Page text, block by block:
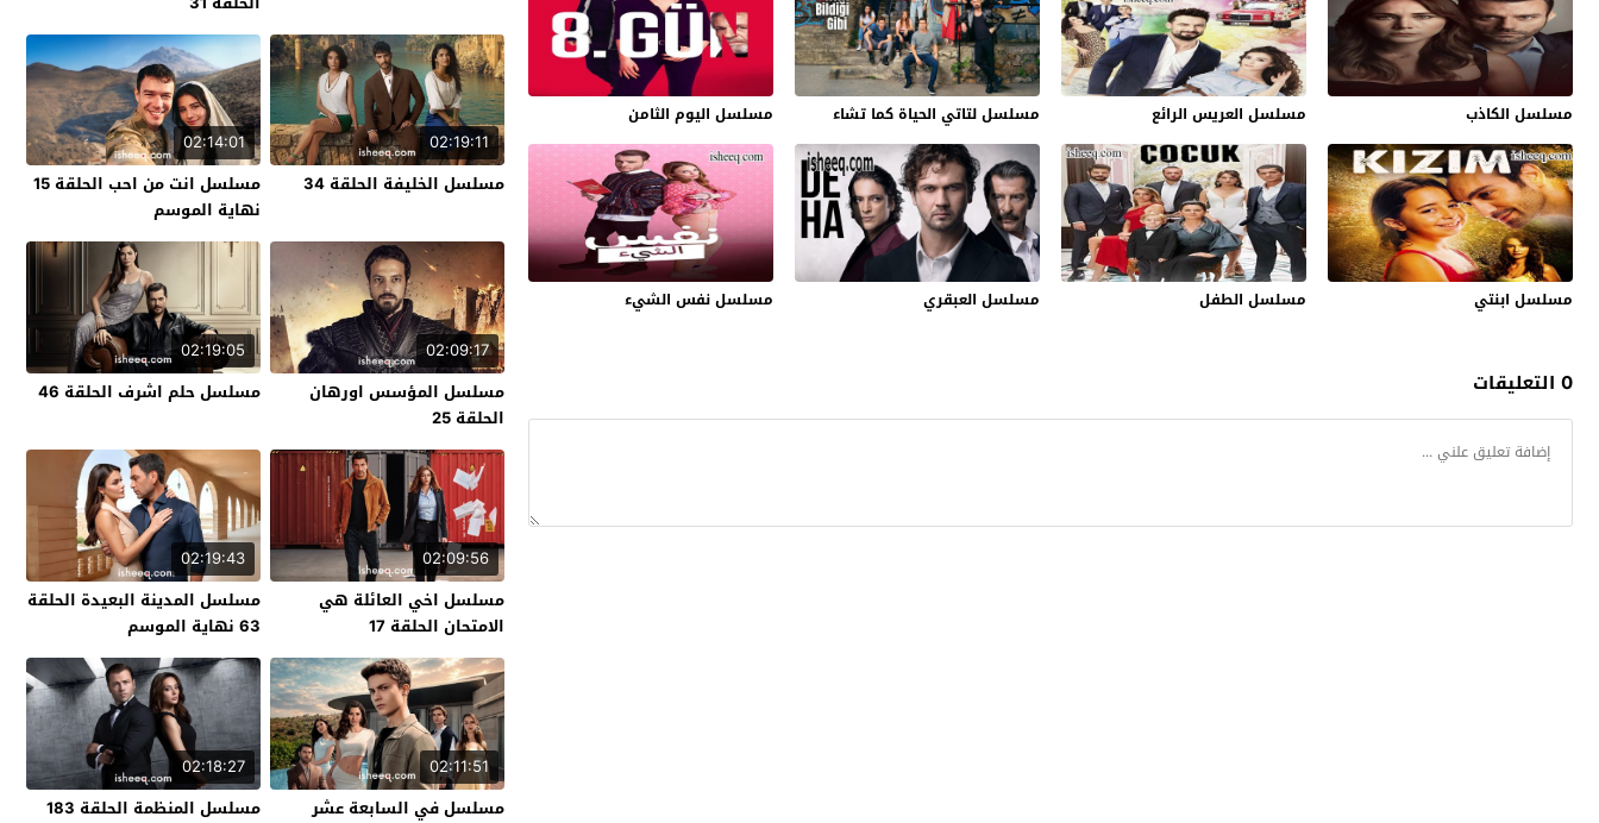
مسلسل الكاذب مسلسل العريس الرائع مسلسل لتاتي الحياة كما تشاء مسلسل اليوم الثامن
مسلسل ابنتي مسلسل الطفل مسلسل العبقري مسلسل نفس الشيء
0 التعليقات
02:19:11
مسلسل الخليفة الحلقة 34
02:14:01
مسلسل انت من احب الحلقة 15
نهاية الموسم
02:09:17
مسلسل المؤسس اورهان
الحلقة 25
02:19:05
مسلسل حلم اشرف الحلقة 46
02:09:56
مسلسل اخي العائلة هي
الامتحان الحلقة 17
02:19:43
مسلسل المدينة البعيدة الحلقة
63 نهاية الموسم
02:11:51
مسلسل في السابعة عشر
02:18:27
مسلسل المنظمة الحلقة 183